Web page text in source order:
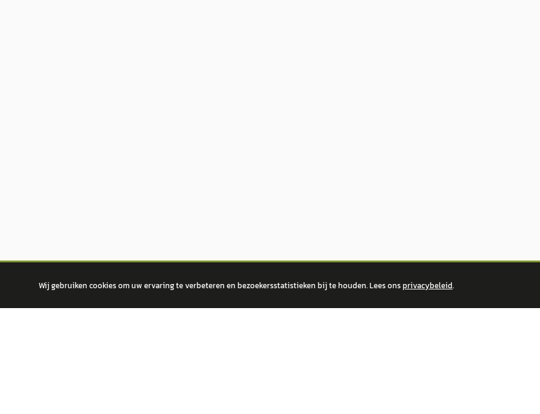
Wij gebruiken cookies om uw ervaring te verbeteren en bezoekersstatistieken bij te houden. Lees onsprivacybeleid.